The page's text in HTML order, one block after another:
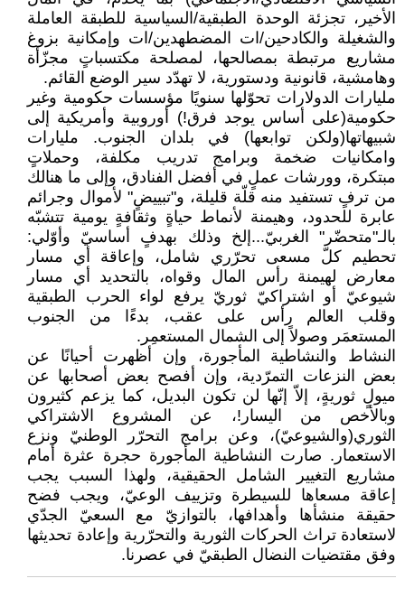
الأخير، تجزئة الوحدة الطبقية/السياسية للطبقة العاملة
والشغيلة والكادحين/ات المضطهدين/ات وإمكانية بزوغ
مشاريع مرتبطة بمصالحها، لمصلحة مكتسباتٍ مجزّأة
وهامشية، قانونية ودستورية، لا تهدّد سير الوضع القائم.
مليارات الدولارات تحوّلها سنويًا مؤسسات حكومية وغير
حكومية(على أساس يوجد فرق!) أوروبية وأمريكية إلى
شبيهاتها(ولكن توابعها) في بلدان الجنوب. مليارات
وامكانيات ضخمة وبرامج تدريب مكلفة، وحملاتٍ
مبتكرة، وورشات عملٍ في أفضل الفنادق، وإلى ما هنالك
من ترفٍ تستفيد منه قلّة قليلة، و"تبييضٍ" لأموال وجرائم
عابرة للحدود، وهيمنة لأنماط حياةٍ وثقافةٍ يومية تتشبّه
بالـ"متحضّر" الغربيّ...إلخ وذلك بهدفٍ أساسيّ وأوّلي:
تحطيم كلّ مسعى تحرّري شامل، وإعاقة أي مسار
معارض لهيمنة رأس المال وقواه، بالتحديد أي مسار
شيوعيّ أو اشتراكيّ ثوريّ يرفع لواء الحرب الطبقية
وقلب العالم رأس على عقب، بدءًا من الجنوب
المستعمَر وصولاً إلى الشمال المستعمِر.
النشاط والنشاطية المأجورة، وإن أظهرت أحيانًا عن
بعض النزعات التمرّدية، وإن أفصح بعض أصحابها عن
ميولٍ ثوريةٍ، إلاّ إنّها لن تكون البديل، كما يزعم كثيرون
وبالأخص من اليسار!، عن المشروع الاشتراكي
الثوري(والشيوعيّ)، وعن برامج التحرّر الوطنيّ ونزع
الاستعمار. صارت النشاطية المأجورة حجرة عثرة أمام
مشاريع التغيير الشامل الحقيقية، ولهذا السبب يجب
إعاقة مسعاها للسيطرة وتزييف الوعيّ، ويجب فضح
حقيقة منشأها وأهدافها، بالتوازيّ مع السعيّ الجدّي
لاستعادة تراث الحركات الثورية والتحرّرية وإعادة تحديثها
وفق مقتضيات النضال الطبقيّ في عصرنا.